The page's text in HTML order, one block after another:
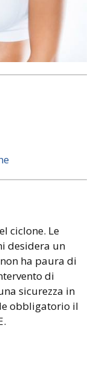
ciclone. Le
desidera un
ha paura di
di
sicurezza in
obbligatorio il